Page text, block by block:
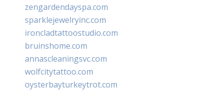
zengardendayspa.com
sparklejewelryinc.com
ironcladtattoostudio.com
bruinshome.com
annascleaningsvc.com
wolfcitytattoo.com
oysterbayturkeytrot.com